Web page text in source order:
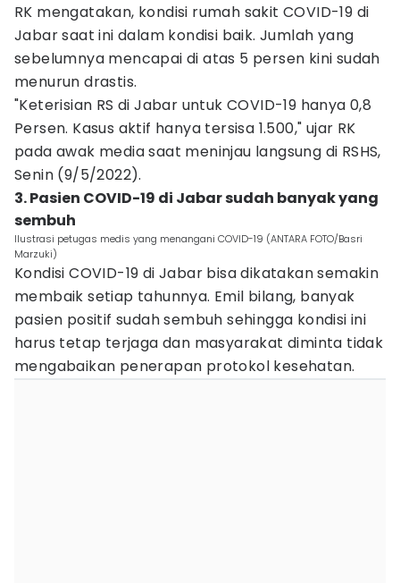
RK mengatakan, kondisi rumah sakit COVID-19 di
Jabar saat ini dalam kondisi baik. Jumlah yang
sebelumnya mencapai di atas 5 persen kini sudah
menurun drastis.
"Keterisian RS di Jabar untuk COVID-19 hanya 0,8
Persen. Kasus aktif hanya tersisa 1.500," ujar RK
pada awak media saat meninjau langsung di RSHS,
Senin (9/5/2022).
3. Pasien COVID-19 di Jabar sudah banyak yang
sembuh
Ilustrasi petugas medis yang menangani COVID-19 (ANTARA FOTO/Basri
Marzuki)
Kondisi COVID-19 di Jabar bisa dikatakan semakin
membaik setiap tahunnya. Emil bilang, banyak
pasien positif sudah sembuh sehingga kondisi ini
harus tetap terjaga dan masyarakat diminta tidak
mengabaikan penerapan protokol kesehatan.